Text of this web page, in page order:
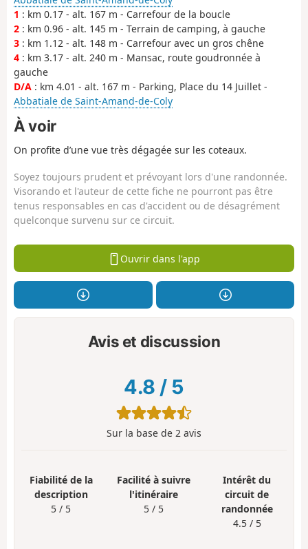
1 : km 0.17 - alt. 167 m - Carrefour de la boucle
2 : km 0.96 - alt. 145 m - Terrain de camping, à gauche
3 : km 1.12 - alt. 148 m - Carrefour avec un gros chêne
4 : km 3.17 - alt. 240 m - Mansac, route goudronnée à
gauche
D/A : km 4.01 - alt. 167 m - Parking, Place du 14 Juillet -
Abbatiale de Saint-Amand-de-Coly
À voir
On profite d’une vue très dégagée sur les coteaux.
Soyez toujours prudent et prévoyant lors d'une randonnée.
Visorando et l'auteur de cette fiche ne pourront pas être
tenus responsables en cas d'accident ou de désagrément
quelconque survenu sur ce circuit.
Ouvrir dans l'app
Avis et discussion
4.8 / 5
Sur la base de 2 avis
Fiabilité de la
description
5 / 5
Facilité à suivre
l'itinéraire
5 / 5
Intérêt du
circuit de
randonnée
4.5 / 5